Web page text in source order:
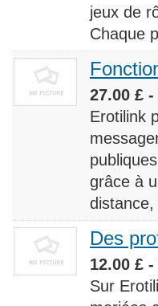
jeux de
Chaque
27.00 £
Erotilink
grâce à
Des
12.00 £
Sur